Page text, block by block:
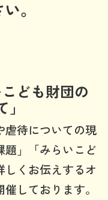
。
ども財団の
虐待についての現
題」「みらいこど
しくお伝えするオ
しております。